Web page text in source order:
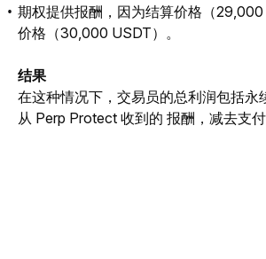
期权提供报酬，因为结算价格（
价格（30,000 USDT）。
结果
在这种情况下，交易员的总利润包括永
从 Perp Protect 收到的 报酬，减去支付